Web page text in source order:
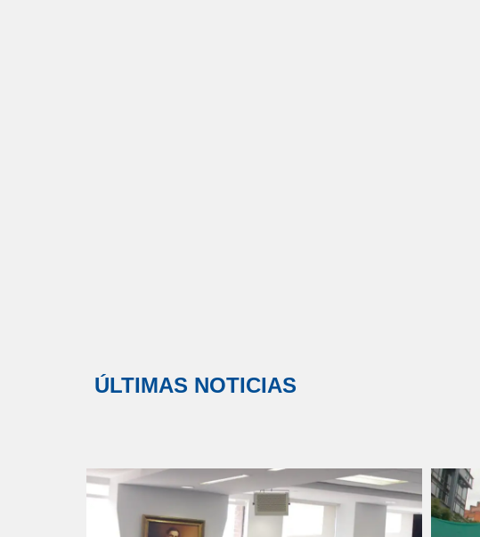
ÚLTIMAS NOTICIAS